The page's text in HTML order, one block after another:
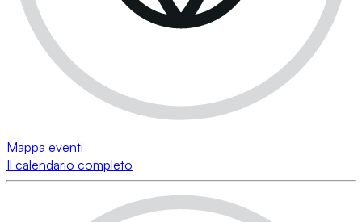
Mappa eventi
Il calendario completo